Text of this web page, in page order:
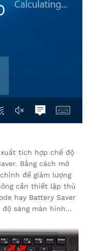
tích hợp chế độ
Bằng cách mở
để giảm lượng
cần thiết lập thủ
hay Battery Saver
độ sáng màn hình…